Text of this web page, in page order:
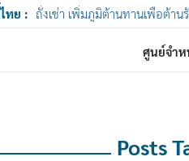
ทย : ถั่งเช่า เพิ่มภูมิต้านทานเพื่อต้าน
ศูนย์จำห
Posts